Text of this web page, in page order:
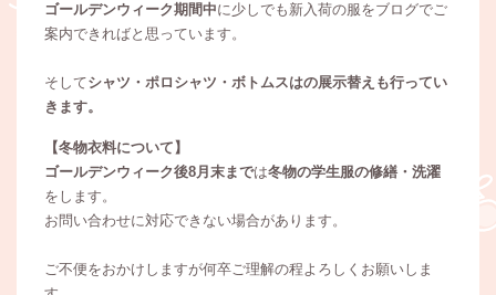
ゴールデンウィーク期間中に少しでも新入荷の服をブログでご
案内できればと思っています。
そしてシャツ・ポロシャツ・ ボトムスはの展示替えも行ってい
きます。
【冬物衣料について】
ゴールデンウィーク後8月末までは冬物の学生服の修繕・洗濯
をします。
お問い合わせに対応できない場合があります。
ご不便をおかけしますが何卒ご理解の程よろしくお願いしま